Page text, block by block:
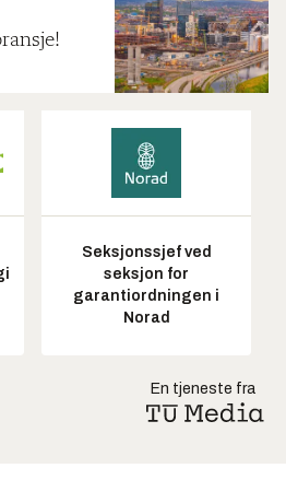
Seksjonssjef ved
seksjon for
garantiordningen i
Norad
En tjeneste fra